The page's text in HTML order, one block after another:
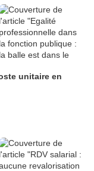
unitaire en